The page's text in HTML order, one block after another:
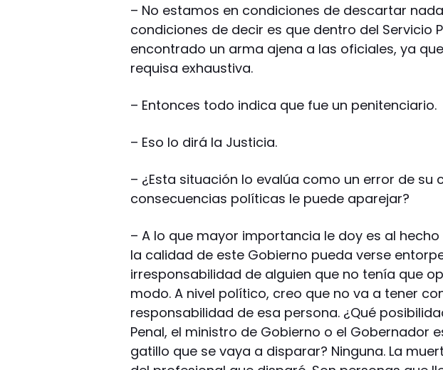
– No estamos en condiciones de descartar
condiciones de decir es que dentro del Servicio
encontrado un arma ajena a las oficiales, ya
requisa exhaustiva.
– Entonces todo indica que fue un penitenciario.
– Eso lo dirá la Justicia.
– ¿Esta situación lo evalúa como un error de su
consecuencias políticas le puede aparejar?
– A lo que mayor importancia le doy es al
la calidad de este Gobierno pueda verse
irresponsabilidad de alguien que no tenía que
modo. A nivel político, creo que no va a tener
responsabilidad de esa persona. ¿Qué
Penal, el ministro de Gobierno o el Gobernador
gatillo que se vaya a disparar? Ninguna. La